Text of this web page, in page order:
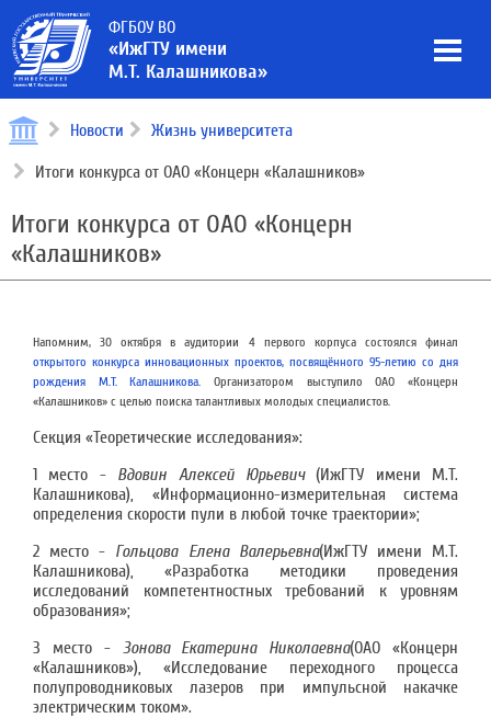
ФГБОУ ВО
«ИжГТУ имени
М.Т. Калашникова»
Новости Жизнь университета
Итоги конкурса от ОАО «Концерн «Калашников»
Итоги конкурса от ОАО «Концерн
«Калашников»
Напомним, 30 октября в аудитории 4 первого корпуса состоялся финал
открытого конкурса инновационных проектов, посвящённого 95-летию со дня
рождения М.Т. Калашникова. Организатором выступило ОАО «Концерн
«Калашников» с целью поиска талантливых молодых специалистов.
Секция «Теоретические исследования»:
1 место - Вдовин Алексей Юрьевич(ИжГТУ имени М.Т.
Калашникова), «Информационно-измерительная система
определения скорости пули в любой точке траектории»;
2 место - Гольцова Елена Валерьевна(ИжГТУ имени М.Т.
Калашникова), «Разработка методики проведения
исследований компетентностных требований к уровням
образования»;
3 место - Зонова Екатерина Николаевна(ОАО «Концерн
«Калашников»), «Исследование переходного процесса
полупроводниковых лазеров при импульсной накачке
электрическим током».